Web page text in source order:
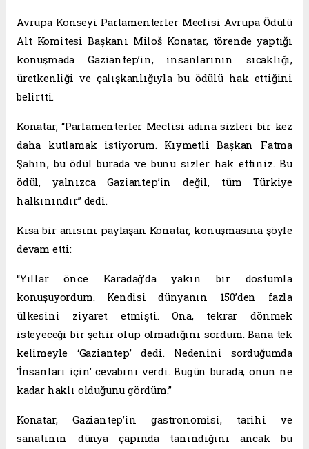
Avrupa Konseyi Parlamenterler Meclisi Avrupa Ödülü
Alt Komitesi Başkanı Miloš Konatar, törende yaptığı
konuşmada Gaziantep’in, insanlarının sıcaklığı,
üretkenliği ve çalışkanlığıyla bu ödülü hak ettiğini
belirtti.
Konatar, “Parlamenterler Meclisi adına sizleri bir kez
daha kutlamak istiyorum. Kıymetli Başkan Fatma
Şahin, bu ödül burada ve bunu sizler hak ettiniz. Bu
ödül, yalnızca Gaziantep’in değil, tüm Türkiye
halkınındır” dedi.
Kısa bir anısını paylaşan Konatar, konuşmasına şöyle
devam etti:
“Yıllar önce Karadağ’da yakın bir dostumla
konuşuyordum. Kendisi dünyanın 150’den fazla
ülkesini ziyaret etmişti. Ona, tekrar dönmek
isteyeceği bir şehir olup olmadığını sordum. Bana tek
kelimeyle ‘Gaziantep’ dedi. Nedenini sorduğumda
‘İnsanları için’ cevabını verdi. Bugün burada, onun ne
kadar haklı olduğunu gördüm.”
Konatar, Gaziantep’in gastronomisi, tarihi ve
sanatının dünya çapında tanındığını ancak bu